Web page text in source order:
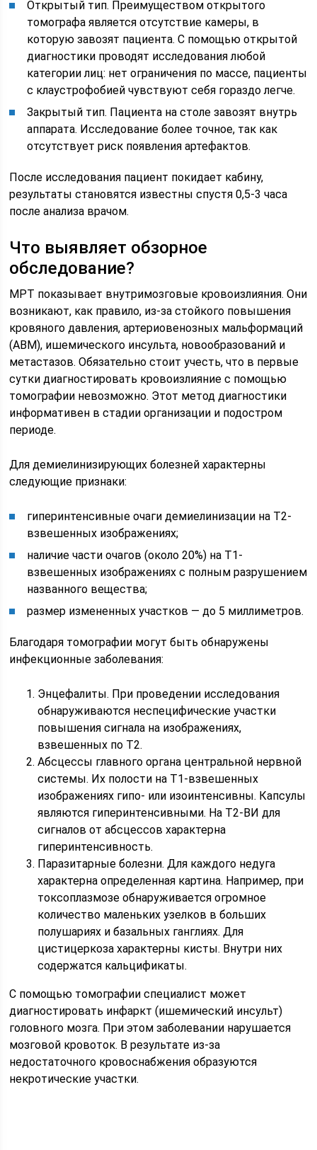
Открытый тип. Преимуществом открытого
томографа является отсутствие камеры, в
которую завозят пациента. С помощью открытой
диагностики проводят исследования любой
категории лиц: нет ограничения по массе, пациенты
с клаустрофобией чувствуют себя гораздо легче.
Закрытый тип. Пациента на столе завозят внутрь
аппарата. Исследование более точное, так как
отсутствует риск появления артефактов.
После исследования пациент покидает кабину,
результаты становятся известны спустя 0,5-3 часа
после анализа врачом.
Что выявляет обзорное
обследование?
МРТ показывает внутримозговые кровоизлияния. Они
возникают, как правило, из-за стойкого повышения
кровяного давления, артериовенозных мальформаций
(АВМ), ишемического инсульта, новообразований и
метастазов. Обязательно стоит учесть, что в первые
сутки диагностировать кровоизлияние с помощью
томографии невозможно. Этот метод диагностики
информативен в стадии организации и подостром
периоде.
Для демиелинизирующих болезней характерны
следующие признаки:
гиперинтенсивные очаги демиелинизации на Т2-
взвешенных изображениях;
наличие части очагов (около 20%) на Т1-
взвешенных изображениях с полным разрушением
названного вещества;
размер измененных участков — до 5 миллиметров.
Благодаря томографии могут быть обнаружены
инфекционные заболевания:
Энцефалиты. При проведении исследования
обнаруживаются неспецифические участки
повышения сигнала на изображениях,
взвешенных по Т2.
Абсцессы главного органа центральной нервной
системы. Их полости на Т1-взвешенных
изображениях гипо- или изоинтенсивны. Капсулы
являются гиперинтенсивными. На Т2-ВИ для
сигналов от абсцессов характерна
гиперинтенсивность.
Паразитарные болезни. Для каждого недуга
характерна определенная картина. Например, при
токсоплазмозе обнаруживается огромное
количество маленьких узелков в больших
полушариях и базальных ганглиях. Для
цистицеркоза характерны кисты. Внутри них
содержатся кальцификаты.
С помощью томографии специалист может
диагностировать инфаркт (ишемический инсульт)
головного мозга. При этом заболевании нарушается
мозговой кровоток. В результате из-за
недостаточного кровоснабжения образуются
некротические участки.